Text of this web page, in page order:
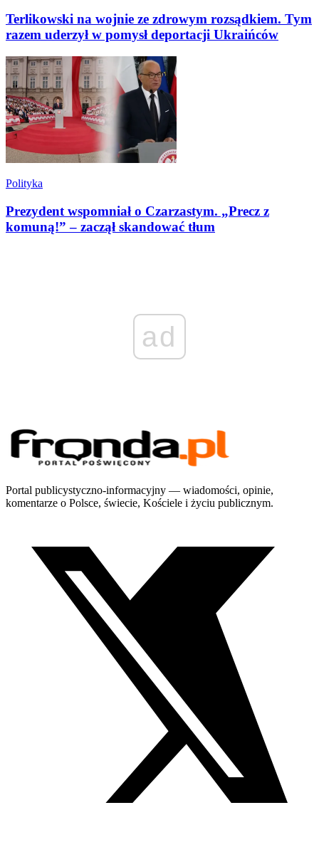
Terlikowski na wojnie ze zdrowym rozsądkiem. Tym
razem uderzył w pomysł deportacji Ukraińców
Polityka
Prezydent wspomniał o Czarzastym. „Precz z
komuną!” – zaczął skandować tłum
ad
Portal publicystyczno-informacyjny — wiadomości, opinie,
komentarze o Polsce, świecie, Kościele i życiu publicznym.